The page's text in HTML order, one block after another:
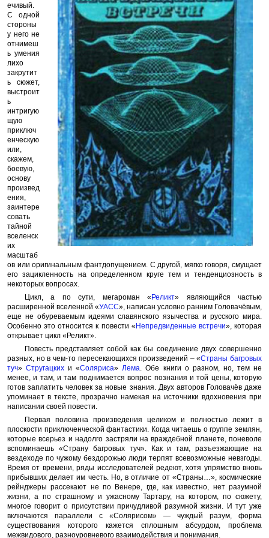
ечивый.
С одной
стороны
у него не
отнимеш
ь умения
лихо
закрутит
ь сюжет,
выстроит
ь
интригую
щую
приключ
енческую
или,
скажем,
боевую,
основу
произвед
ения,
заинтере
совать
тайной
вселенск
их
масштаб
ов или оригинальным фантдопущением. С другой, мягко говоря, смущает
его зацикленность на определенном круге тем и тенденциозность в
некоторых вопросах.
Цикл, а по сути, мегароман « Реликт» являющийся частью
расширенной вселенной «УАСС», написан условно ранним Головачёвым,
еще не обуреваемым идеями славянского язычества и русского мира.
Особенно это относится к повести « Непредвиденные встречи», которая
открывает цикл «Реликт».
Повесть представляет собой как бы соединение двух совершенно
разных, но в чем-то пересекающихся произведений – «Страны багровых
туч»Стругацких и «Соляриса»Лема. Обе книги о разном, но, тем не
менее, и там, и там поднимается вопрос познания и той цены, которую
готов заплатить человек за новые знания. Двух авторов Головачёв даже
упоминает в тексте, прозрачно намекая на источники вдохновения при
написании своей повести.
Первая половина произведения целиком и полностью лежит в
плоскости приключенческой фантастики. Когда читаешь о группе землян,
которые всерьез и надолго застряли на враждебной планете, поневоле
вспоминаешь «Страну багровых туч». Как и там, разъезжающие на
вездеходе по чужому бездорожью люди терпят всевозможные невзгоды.
Время от времени, ряды исследователей редеют, хотя упрямство вновь
прибывших делает им честь. Но, в отличие от «Страны…», космические
рейнджеры рассекают не по Венере, где, как известно, нет разумной
жизни, а по страшному и ужасному Тартару, на котором, по сюжету,
многое говорит о присутствии причудливой разумной жизни. И тут уже
включаются параллели с «Солярисом» — чуждый разум, форма
существования которого кажется сплошным абсурдом, проблема
межвидового, разноуровневого взаимодействия и понимания.